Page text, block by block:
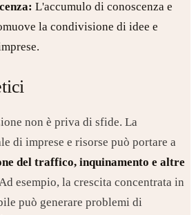
L'accumulo di conoscenza e
la condivisione di idee e
non è priva di sfide. La
di imprese e risorse può portare a
del traffico, inquinamento e altre
esempio, la crescita concentrata in
può generare problemi di